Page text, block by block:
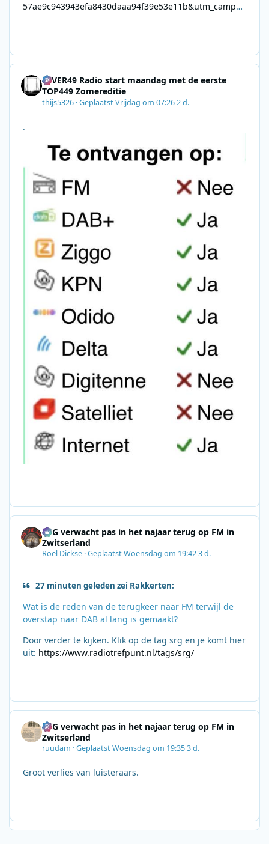
57ae9c943943efa8430daaa94f39e53e11b&utm_campai
8F09201A140D&utm_source=SmartBrief
4EVER49 Radio start maandag met de eerste
TOP449 Zomereditie
thijs5326 ·GeplaatstVrijdag om 07:262 d.
.
SRG verwacht pas in het najaar terug op FM in
Zwitserland
Roel Dickse ·GeplaatstWoensdag om 19:423 d.
27 minuten geleden zei Rakkerten:
Wat is de reden van de terugkeer naar FM terwijl de
overstap naar DAB al lang is gemaakt?
Door verder te kijken. Klik op de tag srg en je komt hier
uit: https://www.radiotrefpunt.nl/tags/srg/
SRG verwacht pas in het najaar terug op FM in
Zwitserland
ruudam ·GeplaatstWoensdag om 19:353 d.
Groot verlies van luisteraars.